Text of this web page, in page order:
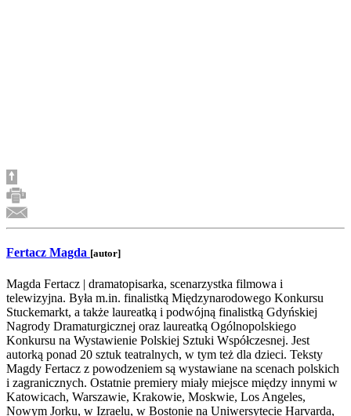
Fertacz Magda [autor]
Magda Fertacz | dramatopisarka, scenarzystka filmowa i
telewizyjna. Była m.in. finalistką Międzynarodowego Konkursu
Stuckemarkt, a także laureatką i podwójną finalistką Gdyńskiej
Nagrody Dramaturgicznej oraz laureatką Ogólnopolskiego
Konkursu na Wystawienie Polskiej Sztuki Współczesnej. Jest
autorką ponad 20 sztuk teatralnych, w tym też dla dzieci. Teksty
Magdy Fertacz z powodzeniem są wystawiane na scenach polskich
i zagranicznych. Ostatnie premiery miały miejsce między innymi w
Katowicach, Warszawie, Krakowie, Moskwie, Los Angeles,
Nowym Jorku, w Izraelu, w Bostonie na Uniwersytecie Harvarda,